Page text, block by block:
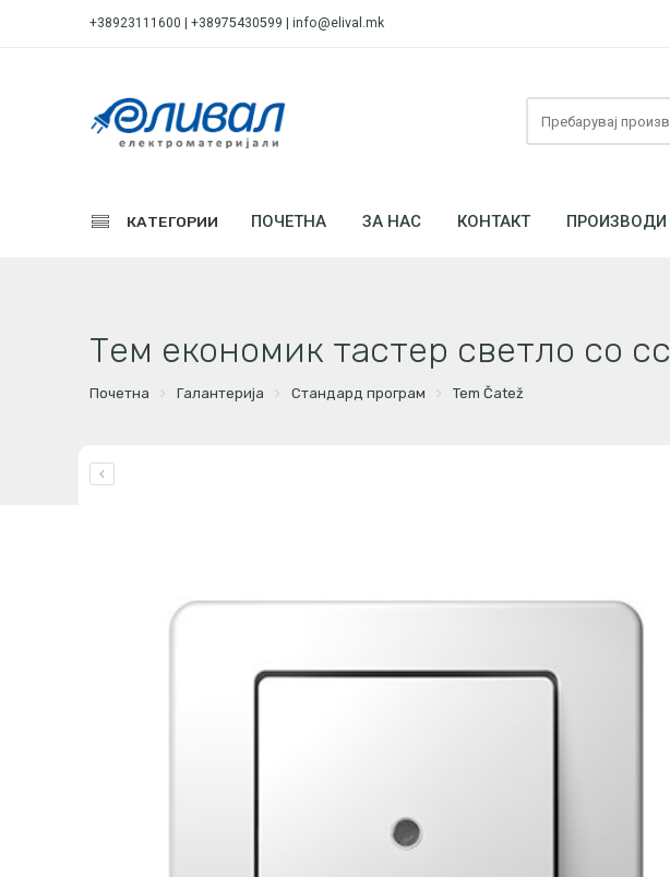
+38923111600 | +38975430599 | info@elival.mk
КАТЕГОРИИ ПОЧЕТНА ЗА НАС КОНТАКТ ПРОИЗВОДИ
Тем економик тастер светло со сс
Почетна Галантерија Стандард програм Tem Čatež